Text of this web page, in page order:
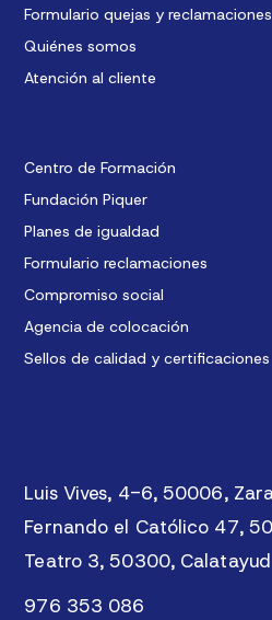
Luis Vives, 4-6, 50006,
Fernando el Católico 47,
Teatro 3, 50300, Calatayud
976 353 086
Formulario quejas y reclamaciones
Quiénes somos
Atención al cliente
Centro de Formación
Fundación Piquer
Planes de igualdad
Formulario reclamaciones
Compromiso social
Agencia de colocación
Sellos de calidad y certificaciones